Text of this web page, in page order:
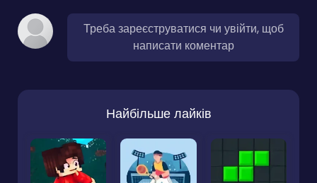
Треба зареєструватися чи увійти, щоб
написати коментар
Найбільше лайків